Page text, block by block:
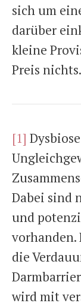
sich um
darüber
kleine
Preis nichts.
[1]
Dabei sind
und
vorhanden.
die
wird mit